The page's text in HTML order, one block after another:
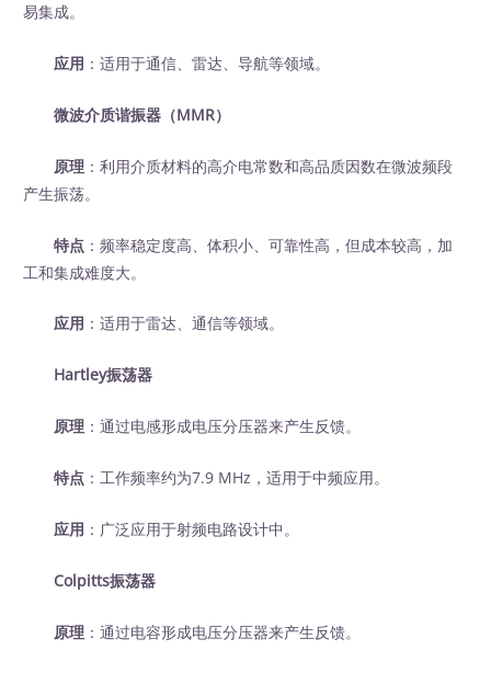
易集成。
应用 ：适用于通信、雷达、导航等领域。
微波介质谐振器（MMR）
原理 ：利用介质材料的高介电常数和高品质因数在微波频段
产生振荡。
特点 ：频率稳定度高、体积小、可靠性高，但成本较高，加
工和集成难度大。
应用 ：适用于雷达、通信等领域。
Hartley振荡器
原理 ：通过电感形成电压分压器来产生反馈。
特点 ：工作频率约为7.9 MHz，适用于中频应用。
应用 ：广泛应用于射频电路设计中。
Colpitts振荡器
原理 ：通过电容形成电压分压器来产生反馈。